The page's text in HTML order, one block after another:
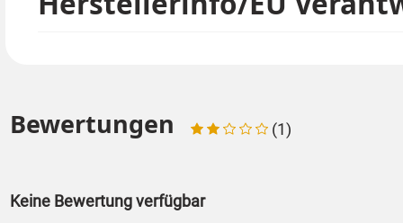
Bewertungen (1)
Keine Bewertung verfügbar